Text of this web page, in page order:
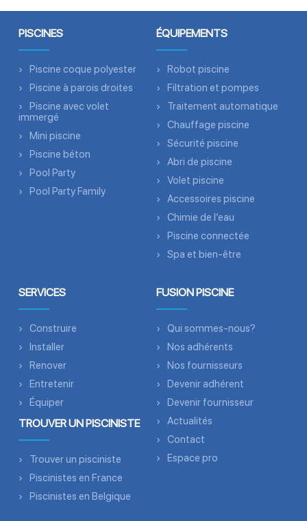
PISCINES
Piscine coque polyester
Piscine à parois droites
Piscine avec volet
immergé
Mini piscine
Piscine béton
Pool Party
Pool Party Family
ÉQUIPEMENTS
Robot piscine
Filtration et pompes
Traitement automatique
Chauffage piscine
Sécurité piscine
Abri de piscine
Volet piscine
Accessoires piscine
Chimie de l’eau
Piscine connectée
Spa et bien-être
SERVICES
Construire
Installer
Renover
Entretenir
Équiper
TROUVER UN PISCINISTE
Trouver un pisciniste
Piscinistes en France
Piscinistes en Belgique
FUSION PISCINE
Qui sommes-nous?
Nos adhérents
Nos fournisseurs
Devenir adhérent
Devenir fournisseur
Actualités
Contact
Espace pro